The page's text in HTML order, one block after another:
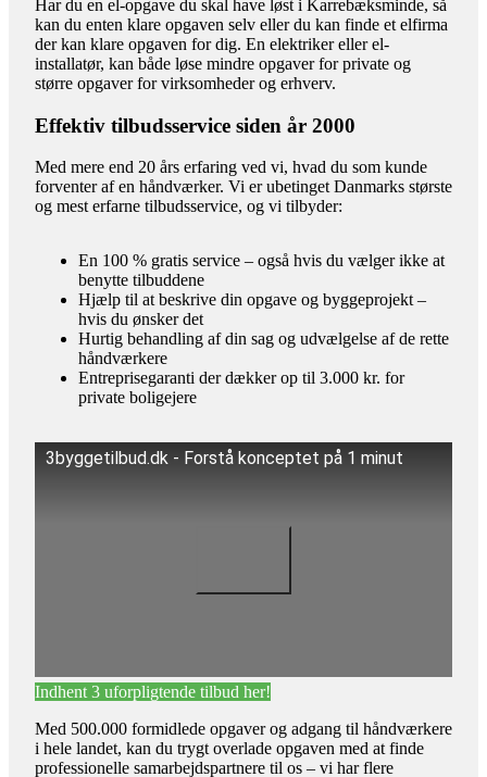
Har du en el-opgave du skal have løst i Karrebæksminde, så
kan du enten klare opgaven selv eller du kan finde et elfirma
der kan klare opgaven for dig. En elektriker eller el-
installatør, kan både løse mindre opgaver for private og
større opgaver for virksomheder og erhverv.
Effektiv tilbudsservice siden år 2000
Med mere end 20 års erfaring ved vi, hvad du som kunde
forventer af en håndværker. Vi er ubetinget Danmarks største
og mest erfarne tilbudsservice, og vi tilbyder:
En 100 % gratis service – også hvis du vælger ikke at
benytte tilbuddene
Hjælp til at beskrive din opgave og byggeprojekt –
hvis du ønsker det
Hurtig behandling af din sag og udvælgelse af de rette
håndværkere
Entreprisegaranti der dækker op til 3.000 kr. for
private boligejere
3byggetilbud.dk - Forstå konceptet på 1 minut
Indhent 3 uforpligtende tilbud her!
Med 500.000 formidlede opgaver og adgang til håndværkere
i hele landet, kan du trygt overlade opgaven med at finde
professionelle samarbejdspartnere til os – vi har flere